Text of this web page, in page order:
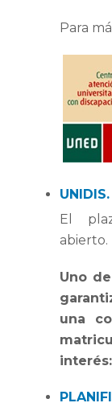
Para
UNIDIS.
El
abierto.
Uno
una
interés: